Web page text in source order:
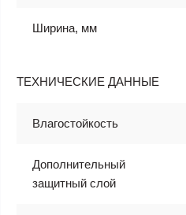
Ширина, мм
ТЕХНИЧЕСКИЕ ДАННЫЕ
Влагостойкость
Дополнительный
защитный слой